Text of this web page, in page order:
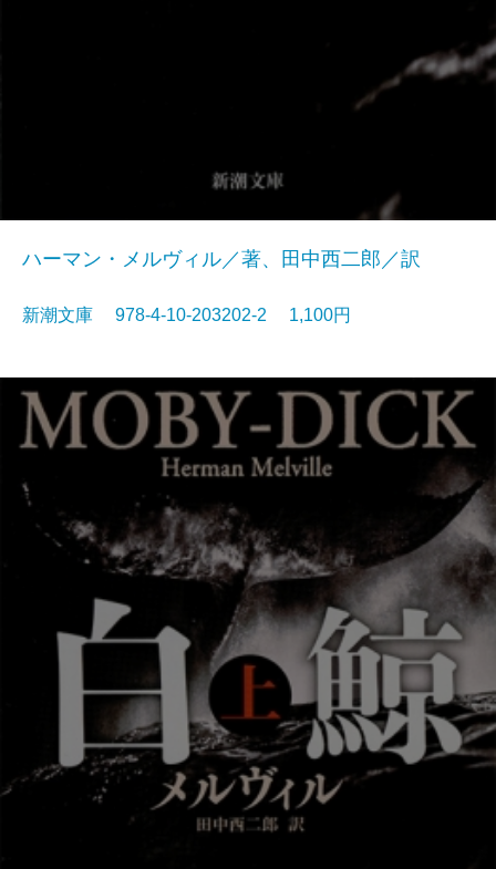
ハーマン・メルヴィル／著、田中西二郎／訳
新潮文庫 978-4-10-203202-2 1,100円